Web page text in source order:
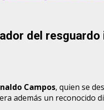
del
Campos, quien se
además un reconocido